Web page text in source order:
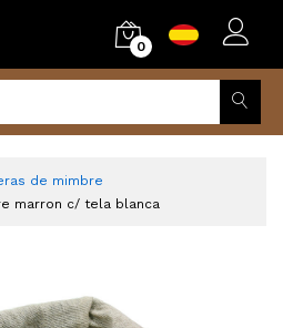
0
de mimbre
marron c/ tela blanca